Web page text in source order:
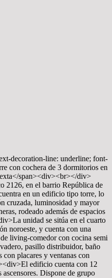
decoration-line: underline; font-
con cochera de 3 dormitorios en
span><div><br></div>
2126, en el barrio República de
en un edificio tipo torre, lo
cruzada, luminosidad y mayor
rodeado además de espacios
unidad se sitúa en el cuarto
noroeste, y cuenta con una
living-comedor con cocina semi
pasillo distribuidor, baño
placares y ventanas con
edificio cuenta con 12
Dispone de grupo